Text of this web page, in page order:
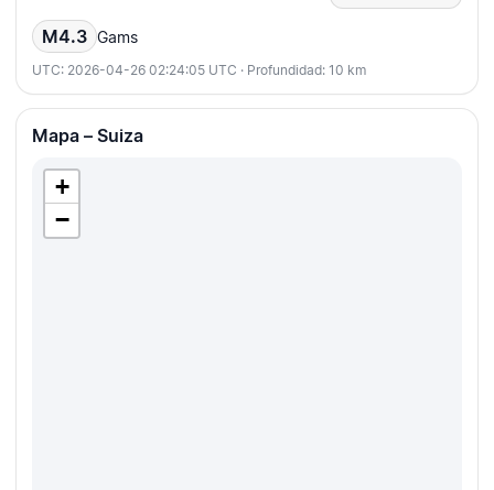
M4.3 Gams
UTC: 2026-04-26 02:24:05 UTC · Profundidad: 10 km
Mapa – Suiza
+
−